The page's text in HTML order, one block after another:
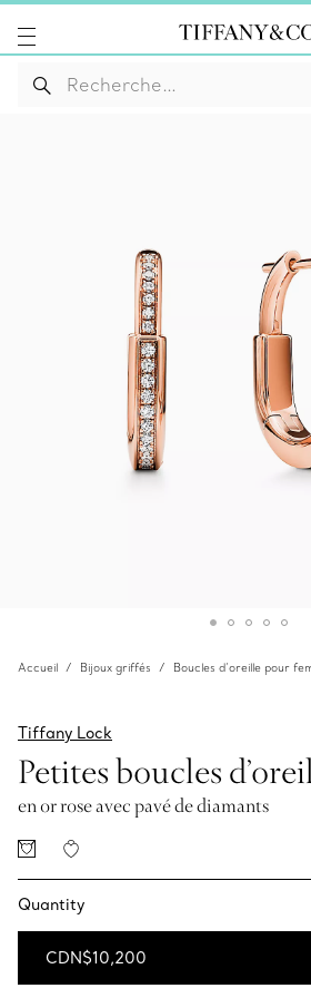
Accueil Bijoux griffés Boucles d’oreille pour
Tiffany Lock
Petites boucles
en or rose avec pavé de diamants
Quantity
CDN$10,200